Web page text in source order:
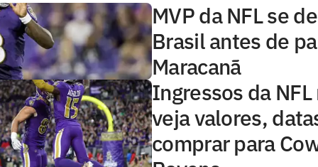
MVP da NFL se
Brasil antes de
Maracanã
Ingressos da NFL
veja valores,
comprar para